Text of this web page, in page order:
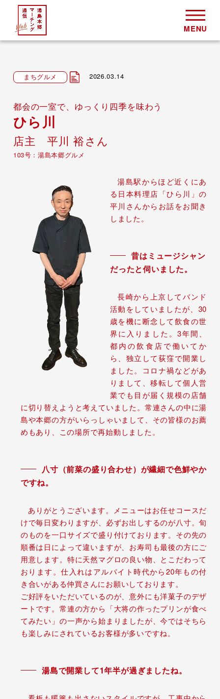
まちグルメ 2026.03.14
都会の一室で、ゆっくり四季を味わう
ひら川
店主 平川 裕さん
103号：湯島本郷グルメ
湯島駅からほど近くにあ
る日本料理店「ひら川」の
平川さんからお話をお聞き
しました。
昔はミュージシャン
だったと伺いました。
長崎から上京してバンド
活動をしていましたが、30
歳を機に断念して飲食の世
界に入りました。3年間、
都内の飲食店で働いてか
ら、独立して荻窪で開業し
ました。コロナ禍などがあ
りまして、移転して個人営
業でも目が届く規模の店舗
に切り替えようと考えていました。常連さんの中に湯
島や本郷の方がいらっしゃいまして、その皆様のお薦
めもあり、この場所で再始動しました。
八寸（前菜の盛り合わせ）が繊細で色鮮やか
ですね。
ありがとうございます。メニューはお任せコースだ
けで毎日変わりますが、必ずお出しするのが八寸。旬
のものを一口サイズで盛り付けております。その先の
順番は日によって違いますが、お寿司も最後の方にご
用意します。特に天然マグロの良い物、とこだわって
おります。仕入れはアルバイト時代から20年もの付
き合いがある仲買さんにお願いしております。
ご好評をいただいているのが、意外にも洋菓子のデザ
ートです。常連の方から「大将の作ったプリンが食べ
てみたい」の一声から始まりましたが、今ではそちら
も楽しみにされているお客様が多いですね。
湯島で開業して1年半が過ぎましたね。